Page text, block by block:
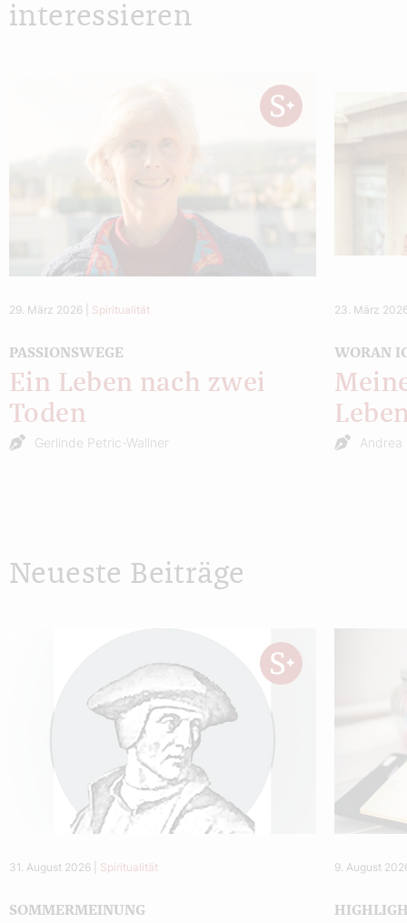
interessieren
29. März 2026 Spiritualität
PASSIONSWEGE
Ein Leben nach zwei
Toden
Gerlinde Petric-Wallner
23. März
WORAN
Andrea
Neueste Beiträge
31. August 2026 Spiritualität
SOMMERMEINUNG
9. August